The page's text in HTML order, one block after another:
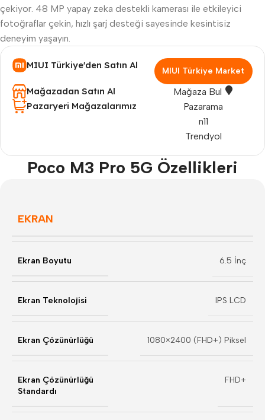
çekiyor. 48 MP yapay zeka destekli kamerası ile etkileyici
fotoğraflar çekin, hızlı şarj desteği sayesinde kesintisiz
deneyim yaşayın.
MIUI Türkiye'den Satın Al
MIUI Türkiye Market
Mağazadan Satın Al
Mağaza Bul
Pazaryeri Mağazalarımız
Trendyol
n11
Pazarama
Poco M3 Pro 5G Özellikleri
EKRAN
Ekran Boyutu 6.5 İnç
Ekran Teknolojisi IPS LCD
Ekran Çözünürlüğü 1080×2400 (FHD+) Piksel
Ekran Çözünürlüğü
Standardı
FHD+